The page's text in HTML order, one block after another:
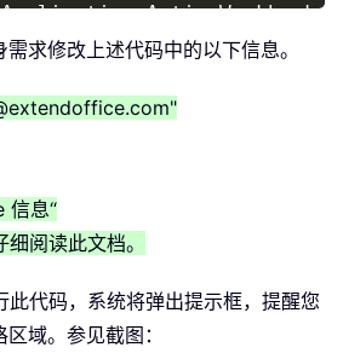
.ActiveWorkbook
.
Add
Ws.Cells(1,
Wb
= ".xlsx"
:
.HasVBProject
需求修改上述代码中的以下信息。
信息“
阅读此文档。
此代码，系统将弹出提示框，提醒您
域。参见截图：